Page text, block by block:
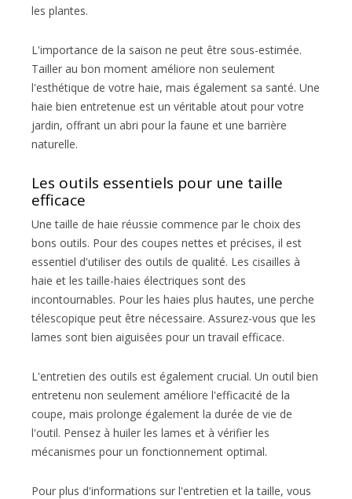
les plantes.
L'importance de la saison ne peut être sous-estimée.
Tailler au bon moment améliore non seulement
l'esthétique de votre haie, mais également sa santé. Une
haie bien entretenue est un véritable atout pour votre
jardin, offrant un abri pour la faune et une barrière
naturelle.
Les outils essentiels pour une taille
efficace
Une taille de haie réussie commence par le choix des
bons outils. Pour des coupes nettes et précises, il est
essentiel d'utiliser des outils de qualité. Les cisailles à
haie et les taille-haies électriques sont des
incontournables. Pour les haies plus hautes, une perche
télescopique peut être nécessaire. Assurez-vous que les
lames sont bien aiguisées pour un travail efficace.
L'entretien des outils est également crucial. Un outil bien
entretenu non seulement améliore l'efficacité de la
coupe, mais prolonge également la durée de vie de
l'outil. Pensez à huiler les lames et à vérifier les
mécanismes pour un fonctionnement optimal.
Pour plus d'informations sur l'entretien et la taille, vous